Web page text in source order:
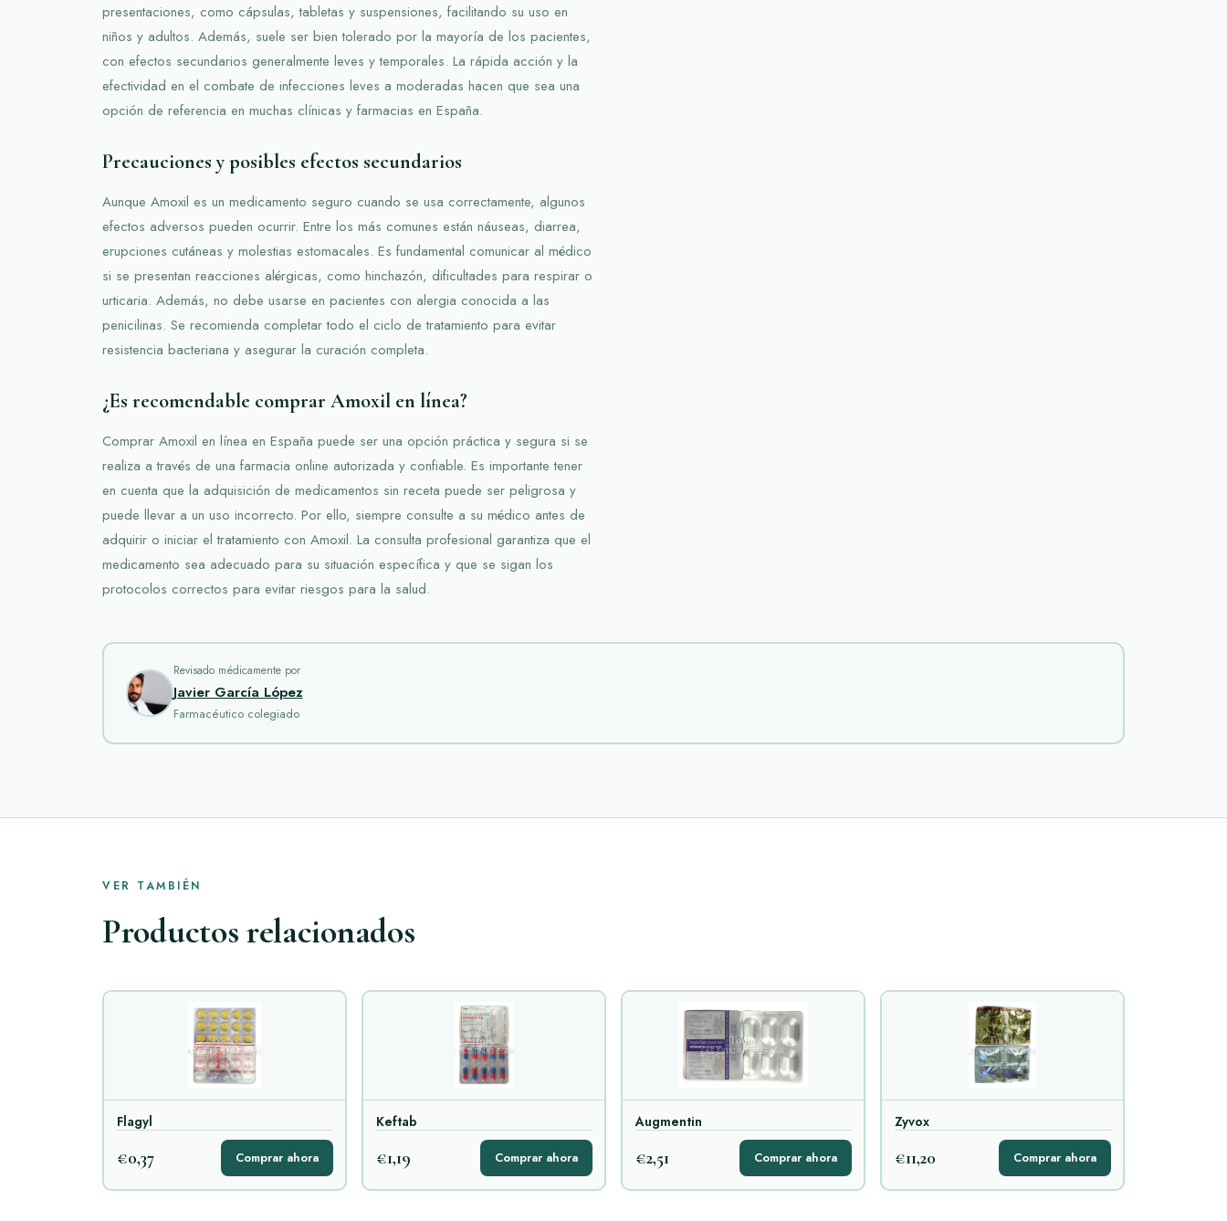
presentaciones, como cápsulas, tabletas y suspensiones, facilitando su uso en
niños y adultos. Además, suele ser bien tolerado por la mayoría de los pacientes,
con efectos secundarios generalmente leves y temporales. La rápida acción y la
efectividad en el combate de infecciones leves a moderadas hacen que sea una
opción de referencia en muchas clínicas y farmacias en España.
Precauciones y posibles efectos secundarios
Aunque Amoxil es un medicamento seguro cuando se usa correctamente, algunos
efectos adversos pueden ocurrir. Entre los más comunes están náuseas, diarrea,
erupciones cutáneas y molestias estomacales. Es fundamental comunicar al médico
si se presentan reacciones alérgicas, como hinchazón, dificultades para respirar o
urticaria. Además, no debe usarse en pacientes con alergia conocida a las
penicilinas. Se recomienda completar todo el ciclo de tratamiento para evitar
resistencia bacteriana y asegurar la curación completa.
¿Es recomendable comprar Amoxil en línea?
Comprar Amoxil en línea en España puede ser una opción práctica y segura si se
realiza a través de una farmacia online autorizada y confiable. Es importante tener
en cuenta que la adquisición de medicamentos sin receta puede ser peligrosa y
puede llevar a un uso incorrecto. Por ello, siempre consulte a su médico antes de
adquirir o iniciar el tratamiento con Amoxil. La consulta profesional garantiza que el
medicamento sea adecuado para su situación específica y que se sigan los
protocolos correctos para evitar riesgos para la salud.
Revisado médicamente por
Javier García López
Farmacéutico colegiado
VER TAMBIÉN
Productos relacionados
Flagyl
€0,37 Comprar ahora
Keftab
€1,19 Comprar ahora
Augmentin
€2,51 Comprar ahora
Zyvox
€11,20 Comprar ahora